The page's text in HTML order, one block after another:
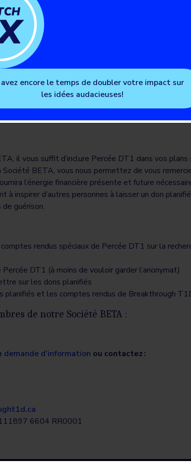
il vous suffit d’inclure Percée DT1 dans vos
BETA, vous nous permettez de vous
l’énergie financière présente et future
inspirer d’autres personnes à laisser un don
guérison.
rendus spéciaux de Percée DT1 sur la
DT1 (à moins de vouloir garder l’anonymat)
sur les dons planifiés
planifiés et les comptes rendus de Breakthrough
de notre Société BETA :
demande d’information ou contactez :
111897 6604 RR0001
avez encore le temps de doubler votre impact sur
les idées audacieuses!